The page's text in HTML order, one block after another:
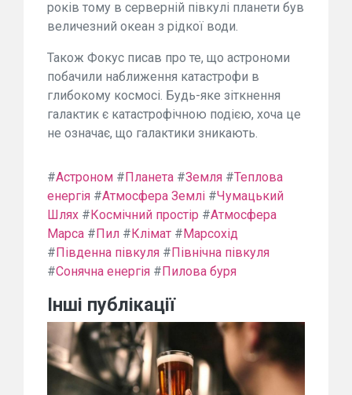
років тому в серверній півкулі планети був
величезний океан з рідкої води.
Також Фокус писав про те, що астрономи
побачили наближення катастрофи в
глибокому космосі. Будь-яке зіткнення
галактик є катастрофічною подією, хоча це
не означає, що галактики зникають.
#Астроном # Планета #Земля #Теплова
енергія #Атмосфера Землі #Чумацький
Шлях # Космічний простір #Атмосфера
Марса # Пил # Клімат # Марсохід
# Південна півкуля # Північна півкуля
#Сонячна енергія # Пилова буря
Інші публікації